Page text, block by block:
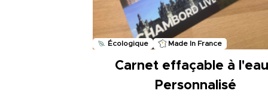
Écologique Made In France
Carnet effaçable à
Personnalisé